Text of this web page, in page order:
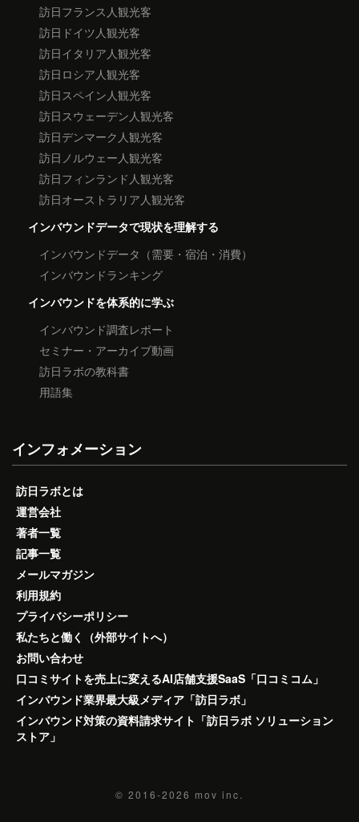
訪日フランス人観光客
訪日ドイツ人観光客
訪日イタリア人観光客
訪日ロシア人観光客
訪日スペイン人観光客
訪日スウェーデン人観光客
訪日デンマーク人観光客
訪日ノルウェー人観光客
訪日フィンランド人観光客
訪日オーストラリア人観光客
インバウンドデータで現状を理解する
インバウンドデータ（需要・宿泊・消費）
インバウンドランキング
インバウンドを体系的に学ぶ
インバウンド調査レポート
セミナー・アーカイブ動画
訪日ラボの教科書
用語集
インフォメーション
訪日ラボとは
運営会社
著者一覧
記事一覧
メールマガジン
利用規約
プライバシーポリシー
私たちと働く（外部サイトへ）
お問い合わせ
口コミサイトを売上に変えるAI店舗支援SaaS「口コミコム」
インバウンド業界最大級メディア「訪日ラボ」
インバウンド対策の資料請求サイト「訪日ラボ ソリューション
ストア」
© 2016-2026 mov inc.